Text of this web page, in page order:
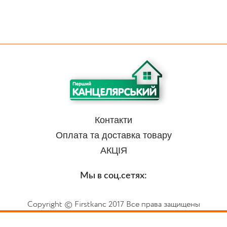
Контакти
Оплата та доставка товару
АКЦІЯ
Мы в соц.сетях:
Copyright © Firstkanc 2017 Все права защищены